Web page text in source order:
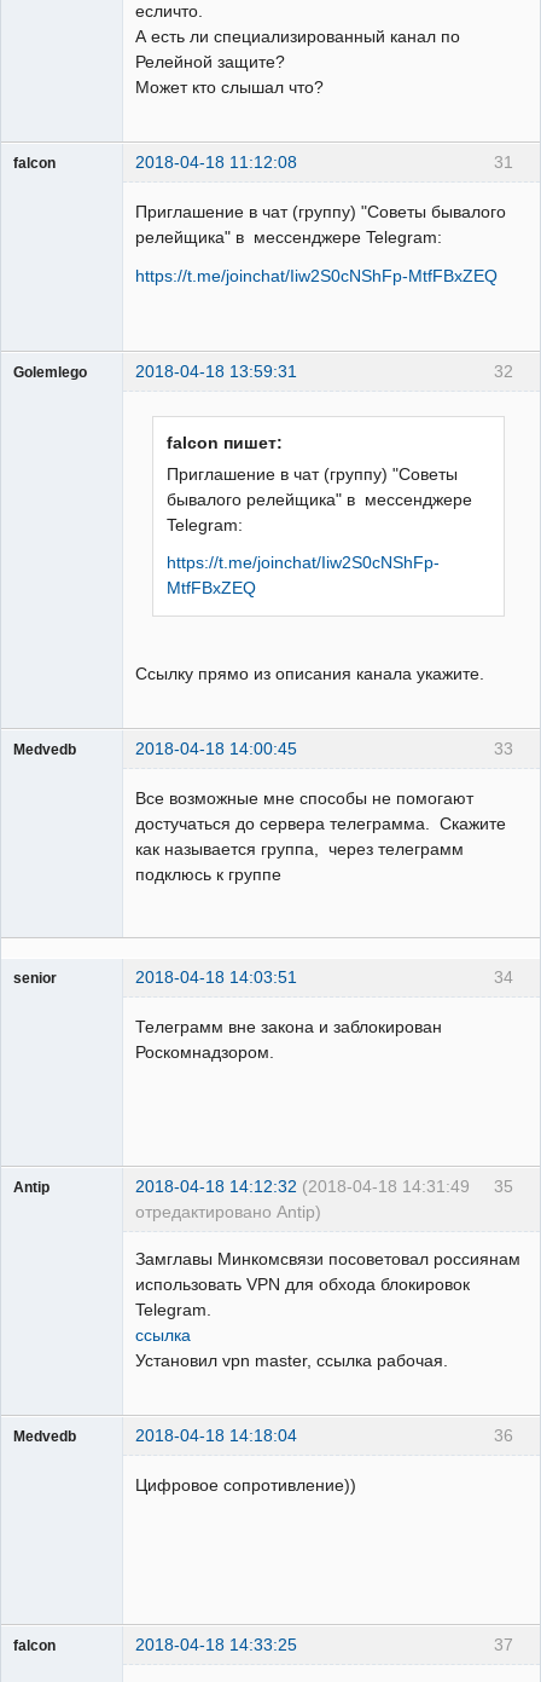
есличто.
А есть ли специализированный канал по
Релейной защите?
Может кто слышал что?
31
falcon 2018-04-18 11:12:08
Приглашение в чат (группу) "Советы бывалого
релейщика" в мессенджере Telegram:
https://t.me/joinchat/Iiw2S0cNShFp-MtfFBxZEQ
32
Golemlego 2018-04-18 13:59:31
falcon пишет:
Приглашение в чат (группу) "Советы
бывалого релейщика" в мессенджере
Telegram:
https://t.me/joinchat/Iiw2S0cNShFp-
MtfFBxZEQ
Ссылку прямо из описания канала укажите.
33
Medvedb 2018-04-18 14:00:45
Все возможные мне способы не помогают
достучаться до сервера телеграмма. Скажите
как называется группа, через телеграмм
подклюсь к группе
34
senior 2018-04-18 14:03:51
Телеграмм вне закона и заблокирован
Роскомнадзором.
35
Antip 2018-04-18 14:12:32 (2018-04-18 14:31:49
отредактировано Antip)
Замглавы Минкомсвязи посоветовал россиянам
использовать VPN для обхода блокировок
Telegram.
ссылка
Установил vpn master, ссылка рабочая.
36
Medvedb 2018-04-18 14:18:04
Цифровое сопротивление))
37
falcon 2018-04-18 14:33:25